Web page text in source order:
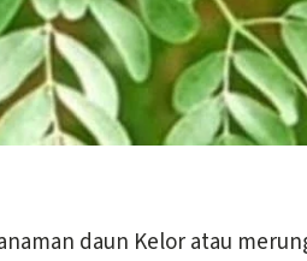
daun Kelor atau